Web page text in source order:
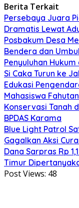
Berita Terkait
Persebaya Juara
Dramatis Lewat
Posbakum Desa
Bendera dan
Penyuluhan
Si Caka Turun ke
Edukasi
Mahasiswa
Konservasi Tanah
BPDAS Karama
Blue Light Patrol
Gagalkan Aksi
Dana Sarpras Rp
Timur
Post Views: 48